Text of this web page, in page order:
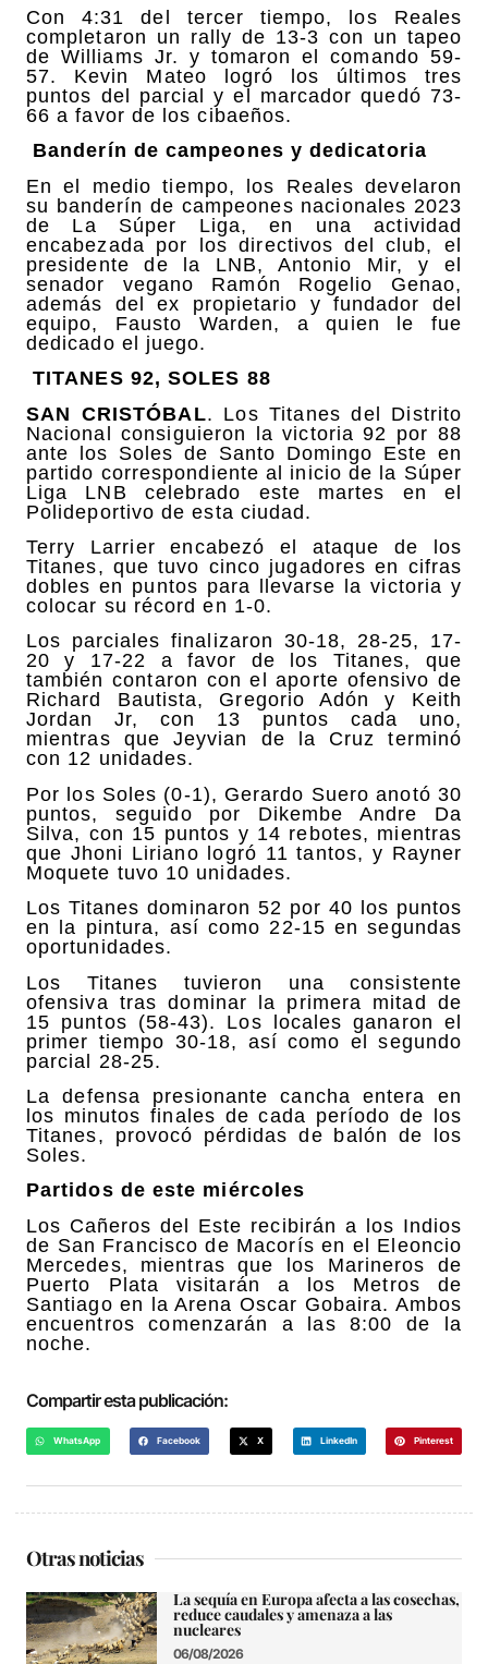
Con 4:31 del tercer tiempo, los Reales
completaron un rally de 13-3 con un tapeo
de Williams Jr. y tomaron el comando 59-
57. Kevin Mateo logró los últimos tres
puntos del parcial y el marcador quedó 73-
66 a favor de los cibaeños.
Banderín de campeones y dedicatoria
En el medio tiempo, los Reales develaron
su banderín de campeones nacionales 2023
de La Súper Liga, en una actividad
encabezada por los directivos del club, el
presidente de la LNB, Antonio Mir, y el
senador vegano Ramón Rogelio Genao,
además del ex propietario y fundador del
equipo, Fausto Warden, a quien le fue
dedicado el juego.
TITANES 92, SOLES 88
SAN CRISTÓBAL. Los Titanes del Distrito
Nacional consiguieron la victoria 92 por 88
ante los Soles de Santo Domingo Este en
partido correspondiente al inicio de la Súper
Liga LNB celebrado este martes en el
Polideportivo de esta ciudad.
Terry Larrier encabezó el ataque de los
Titanes, que tuvo cinco jugadores en cifras
dobles en puntos para llevarse la victoria y
colocar su récord en 1-0.
Los parciales finalizaron 30-18, 28-25, 17-
20 y 17-22 a favor de los Titanes, que
también contaron con el aporte ofensivo de
Richard Bautista, Gregorio Adón y Keith
Jordan Jr, con 13 puntos cada uno,
mientras que Jeyvian de la Cruz terminó
con 12 unidades.
Por los Soles (0-1), Gerardo Suero anotó 30
puntos, seguido por Dikembe Andre Da
Silva, con 15 puntos y 14 rebotes, mientras
que Jhoni Liriano logró 11 tantos, y Rayner
Moquete tuvo 10 unidades.
Los Titanes dominaron 52 por 40 los puntos
en la pintura, así como 22-15 en segundas
oportunidades.
Los Titanes tuvieron una consistente
ofensiva tras dominar la primera mitad de
15 puntos (58-43). Los locales ganaron el
primer tiempo 30-18, así como el segundo
parcial 28-25.
La defensa presionante cancha entera en
los minutos finales de cada período de los
Titanes, provocó pérdidas de balón de los
Soles.
Partidos de este miércoles
Los Cañeros del Este recibirán a los Indios
de San Francisco de Macorís en el Eleoncio
Mercedes, mientras que los Marineros de
Puerto Plata visitarán a los Metros de
Santiago en la Arena Oscar Gobaira. Ambos
encuentros comenzarán a las 8:00 de la
noche.
Compartir esta publicación:
WhatsApp Facebook X LinkedIn Pinterest
Otras noticias
La sequía en Europa afecta a las cosechas,
reduce caudales y amenaza a las
nucleares
06/08/2026